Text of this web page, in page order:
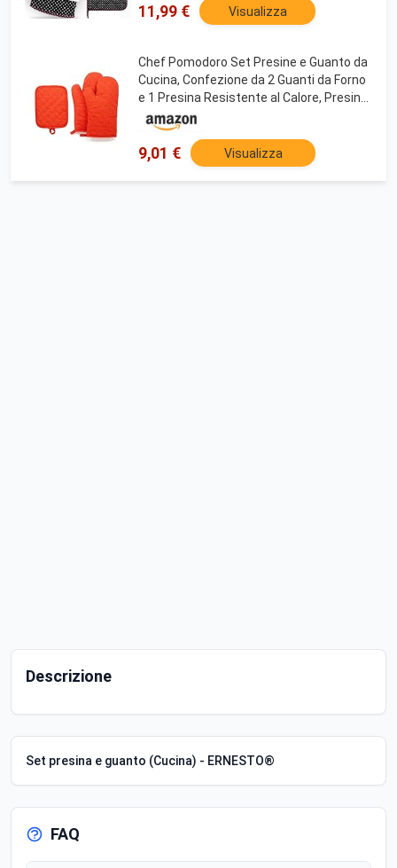
(Nero)
11,99 € Visualizza
Chef Pomodoro Set Presine e Guanto da
Cucina, Confezione da 2 Guanti da Forno
e 1 Presina Resistente al Calore, Presine
da Cucina con Dettagli in Silicone
Antiscivolo, Per Forni e Griglie (Arancione)
9,01 € Visualizza
Descrizione
Set presina e guanto (Cucina) - ERNESTO®
FAQ